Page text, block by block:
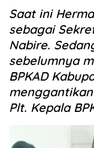
Saat ini
sebagai
Nabire.
sebelumnya
BPKAD
Plt. Kepala